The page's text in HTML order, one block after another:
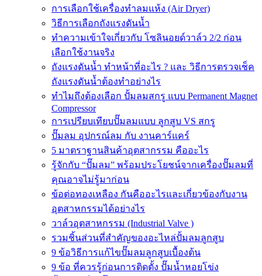
การเลือกใช้เครื่องทำลมแห้ง (Air Dryer)
วิธีการเลือกถังแรงดันน้ำ
ทำความเข้าใจเกี่ยวกับ โซลินอยด์วาล์ว 2/2 ก่อน
เลือกใช้งานจริง
ถังแรงดันน้ำ ทำหน้าที่อะไร ? และ วิธีการตรวจเช็ค
ถังแรงดันน้ำต้องทำอย่างไร
ทำไมถึงต้องเลือก ปั้มลมสกรู แบบ Permanent Magnet
Compressor
การเปรียบเทียบปั๊มลมแบบ ลูกสูบ VS สกรู
ปั๊มลม อุปกรณ์ลม กับ งานคาร์แคร์
5 มาตราฐานสินค้าอุตสากรรม คืออะไร
รู้จักกับ “ปั๊มลม” พร้อมประโยชน์จากเครื่องปั๊มลมที่
คุณอาจไม่รู้มาก่อน
ข้อต่อทองเหลือง กันคืออะไรและเกี่ยวข้องกับงาน
อุตสาหกรรมได้อย่างไร
วาล์วอุตสาหกรรม (Industrial Valve )
รวมชิ้นส่วนที่สำคัญของอะไหล่ปั้มลมลูกสูบ
9 ข้อวิธีการแก้ไขปั๊มลมลูกสูบเบื้องต้น
9 ข้อ ที่ควรรู้ก่อนการติดตั้ง ปั๊มน้ำหอยโข่ง